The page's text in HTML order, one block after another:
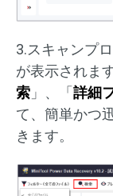
3.スキャンプ
が表示されま
索 」、「詳細
て、簡単かつ
きます。